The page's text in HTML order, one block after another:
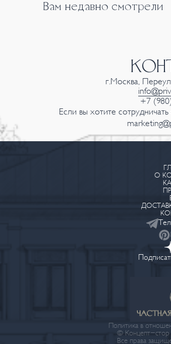
Вам недавно смотрели
г.Москва,
+7
Если вы хотите
О
Политика в
© Концепт-стор
Все права